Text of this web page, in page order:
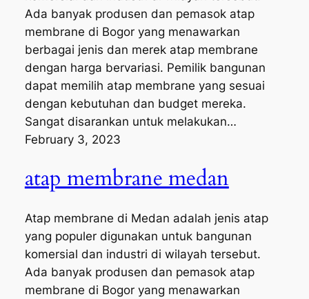
Ada banyak produsen dan pemasok atap
membrane di Bogor yang menawarkan
berbagai jenis dan merek atap membrane
dengan harga bervariasi. Pemilik bangunan
dapat memilih atap membrane yang sesuai
dengan kebutuhan dan budget mereka.
Sangat disarankan untuk melakukan…
February 3, 2023
atap membrane medan
Atap membrane di Medan adalah jenis atap
yang populer digunakan untuk bangunan
komersial dan industri di wilayah tersebut.
Ada banyak produsen dan pemasok atap
membrane di Bogor yang menawarkan